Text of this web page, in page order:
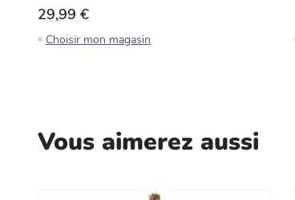
29,99 €
Choisir mon magasin
Vous aimerez aussi